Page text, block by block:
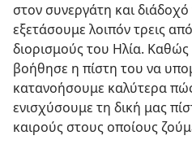
στον συνεργάτη και διάδοχό
εξετάσουμε λοιπόν τρεις
διορισμούς του Ηλία.
βοήθησε η πίστη του να
κατανοήσουμε καλύτερα
ενισχύσουμε τη δική μας
καιρούς στους οποίους